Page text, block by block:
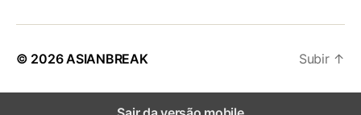
© 2026ASIANBREAK Subir ↑